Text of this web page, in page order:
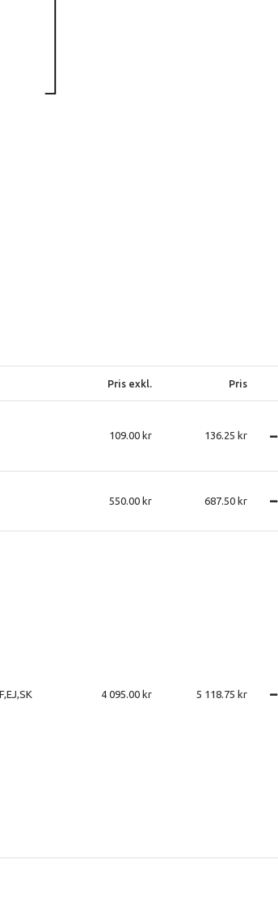
Pris exkl. Pris
109.00 136.25
550.00 687.50
4 095.00 5 118.75